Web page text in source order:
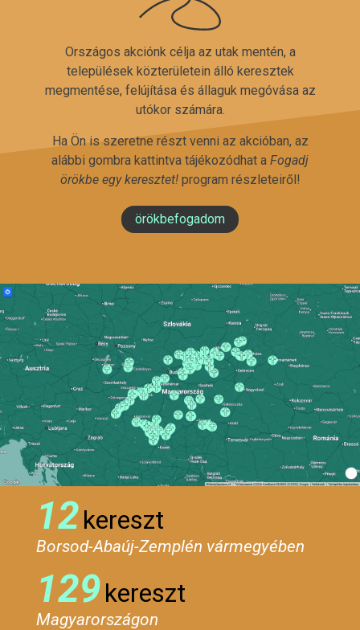
Országos akciónk célja az utak mentén, a
települések közterületein álló keresztek
megmentése, felújítása és állaguk megóvása az
utókor számára.
Ha Ön is szeretne részt venni az akcióban, az
alábbi gombra kattintva tájékozódhat a Fogadj
örökbe egy keresztet!program részleteiről!
örökbefogadom
12kereszt
Borsod-Abaúj-Zemplén vármegyében
129kereszt
Magyarországon